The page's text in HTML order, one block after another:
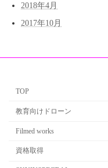
2018年4月
2017年10月
TOP
教育向けドローン
Filmed works
資格取得